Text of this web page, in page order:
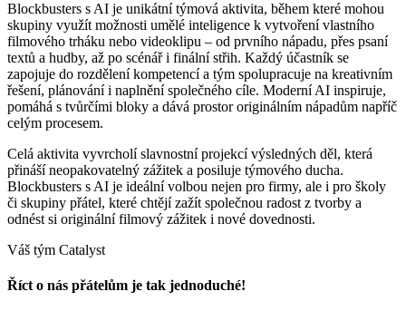
Blockbusters s AI je unikátní týmová aktivita, během které mohou
skupiny využít možnosti umělé inteligence k vytvoření vlastního
filmového trháku nebo videoklipu – od prvního nápadu, přes psaní
textů a hudby, až po scénář i finální střih. Každý účastník se
zapojuje do rozdělení kompetencí a tým spolupracuje na kreativním
řešení, plánování i naplnění společného cíle. Moderní AI inspiruje,
pomáhá s tvůrčími bloky a dává prostor originálním nápadům napříč
celým procesem.
Celá aktivita vyvrcholí slavnostní projekcí výsledných děl, která
přináší neopakovatelný zážitek a posiluje týmového ducha.
Blockbusters s AI je ideální volbou nejen pro firmy, ale i pro školy
či skupiny přátel, které chtějí zažít společnou radost z tvorby a
odnést si originální filmový zážitek i nové dovednosti.
Váš tým Catalyst
Říct o nás přátelům je tak jednoduché!